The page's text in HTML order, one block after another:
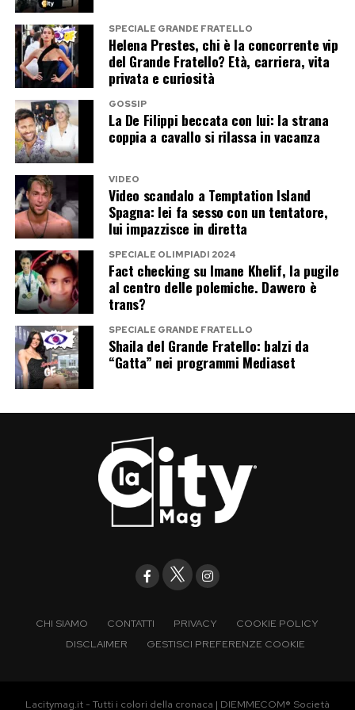
Post Views: 556
SPECIALE GRANDE FRATELLO
Helena Prestes, chi è la concorrente vip
del Grande Fratello? Età, carriera, vita
privata e curiosità
GOSSIP
La De Filippi beccata con lui: la strana
coppia a cavallo si rilassa in vacanza
VIDEO
Video scandalo a Temptation Island
Spagna: lei fa sesso con un tentatore,
lui impazzisce in diretta
SPECIALE OLIMPIADI 2024
Fact checking su Imane Khelif, la pugile
al centro delle polemiche. Davvero è
trans?
SPECIALE GRANDE FRATELLO
Shaila del Grande Fratello: balzi da
“Gatta” nei programmi Mediaset
CHI SIAMO CONTATTI PRIVACY
COOKIE POLICY
DISCLAIMER
GESTISCI PREFERENZE COOKIE
Lacitymag.it - Tutti i colori della cronaca | DIEMMECOM® Società